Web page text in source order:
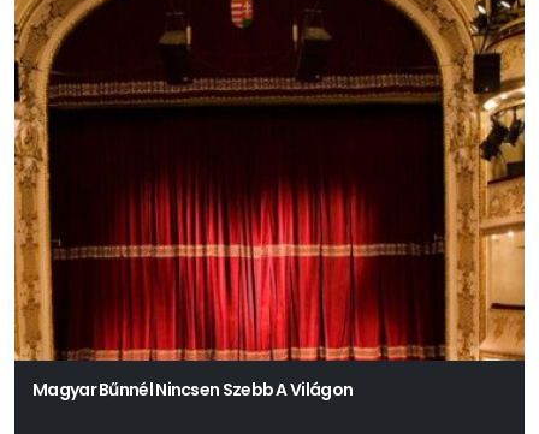
Magyar Bűnnél Nincsen Szebb A Világon